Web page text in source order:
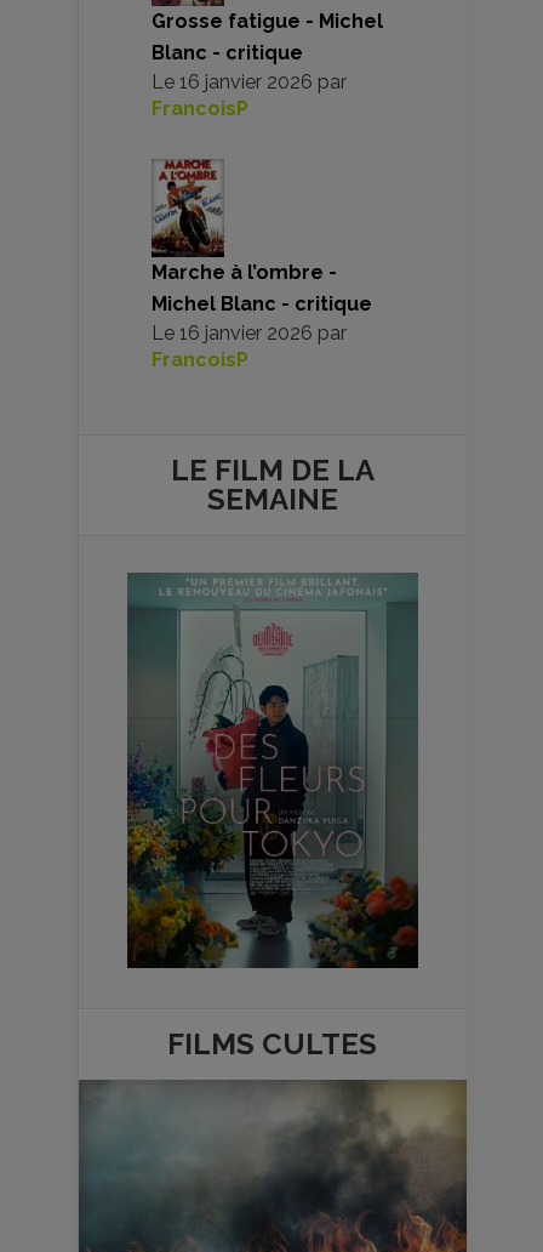
Grosse fatigue - Michel
Blanc - critique
Le 16 janvier 2026 par
FrancoisP
Marche à l’ombre -
Michel Blanc - critique
Le 16 janvier 2026 par
FrancoisP
LE FILM DE LA
SEMAINE
FILMS CULTES